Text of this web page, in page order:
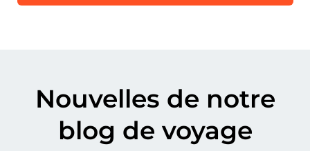
Nouvelles de notre
blog de voyage